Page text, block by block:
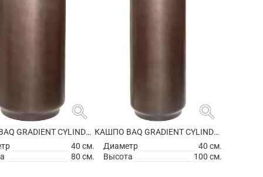
search
КАШПО BAQ GRADIENT CYLINDER MATT COFFEE (С ТЕХНИЧЕСКИМ ГОРШКОМ)
40 см.
80 см.
search
КАШПО BAQ GRADIENT CYLINDER MATT COFFEE (С ТЕХНИЧЕСКИМ ГОРШКОМ)
Диаметр
40 см.
Высота
100 см.